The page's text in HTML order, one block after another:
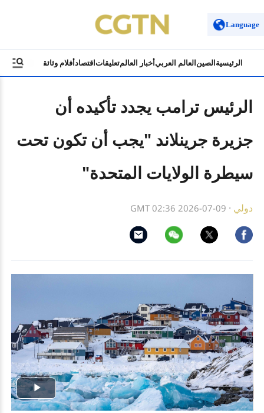
Language
الرئيسية الصين العالم العربيأخبار العالمتعليقات اقتصادأفلام وثائقية ثقافة
الرئيس ترامب يجدد تأكيده أن
جزيرة جرينلاند "يجب أن تكون تحت
سيطرة الولايات المتحدة"
دولي ·
GMT 02:36 2026-07-09
Play